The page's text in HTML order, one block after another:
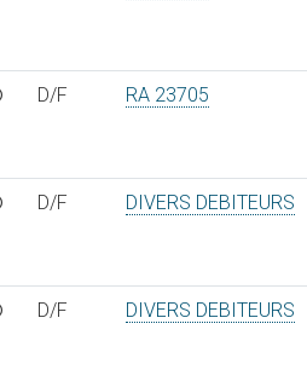
D/F RA 23705
D/F DIVERS DEBITEURS
D/F DIVERS DEBITEURS